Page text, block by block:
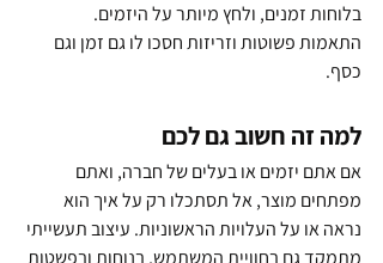
בלוחות זמנים, ולחץ מיותר על היזמים.
התאמות פשוטות וזריזות חסכו לו גם זמן וגם
כסף.
למה זה חשוב גם לכם
אם אתם יזמים או בעלים של חברה, ואתם
מפתחים מוצר, אל תסתכלו רק על איך הוא
נראה או על העלויות הראשוניות. עיצוב תעשייתי
מתמקד גם בחוויית המשתמש, בנוחות ובפשטות